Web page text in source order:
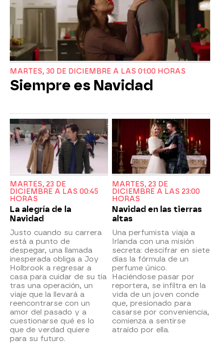
MARTES, 30 DE DICIEMBRE A LAS 01:00 HORAS
Siempre es Navidad
MARTES, 23 DE
DICIEMBRE A LAS 00:45
HORAS
La alegría de la
Navidad
Justo cuando su carrera
está a punto de
despegar, una llamada
inesperada obliga a Joy
Holbrook a regresar a
casa para cuidar de su tía
tras una operación, un
viaje que la llevará a
reencontrarse con un
amor del pasado y a
cuestionarse qué es lo
que de verdad quiere
para su futuro.
MARTES, 23 DE
DICIEMBRE A LAS 23:00
HORAS
Navidad en las tierras
altas
Una perfumista viaja a
Irlanda con una misión
secreta: descifrar en siete
días la fórmula de un
perfume único.
Haciéndose pasar por
reportera, se infiltra en la
vida de un joven conde
que, presionado para
casarse por conveniencia,
comienza a sentirse
atraído por ella.